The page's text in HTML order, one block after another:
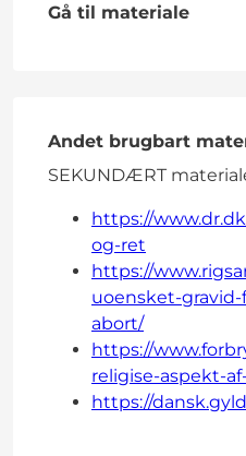
Gå til materiale
Andet brugbart
SEKUNDÆRT
https://
og-ret
https://
uoensket-
abort/
https://
religise-aspekt-
https://